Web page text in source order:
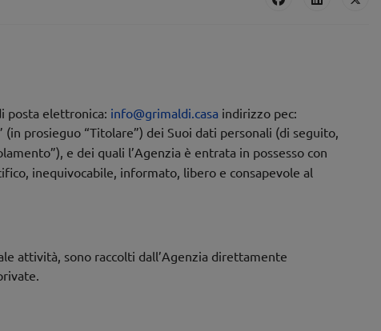
posta elettronica: info@grimaldi.casa indirizzo pec:
(in prosieguo “Titolare”) dei Suoi dati personali (di seguito,
e dei quali l’Agenzia è entrata in possesso con
inequivocabile, informato, libero e consapevole al
attività, sono raccolti dall’Agenzia direttamente